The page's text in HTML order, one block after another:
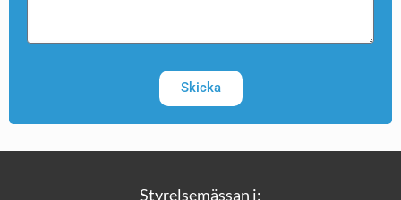
Skicka
Styrelsemässan i: